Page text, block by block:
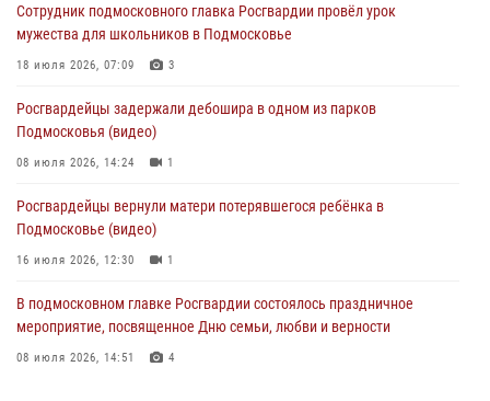
федеральном розыске (видео)
29 июля 2026, 14:44
29 июля 2026, 14:37
Сотрудник подмосковного главка Росгвардии провёл урок
мужества для школьников в Подмосковье
18 июля 2026, 07:09 3
Росгвардейцы задержали дебошира в одном из парков
Подмосковья (видео)
08 июля 2026, 14:24 1
Росгвардейцы вернули матери потерявшегося ребёнка в
Подмосковье (видео)
16 июля 2026, 12:30 1
В подмосковном главке Росгвардии состоялось праздничное
мероприятие, посвященное Дню семьи, любви и верности
08 июля 2026, 14:51 4